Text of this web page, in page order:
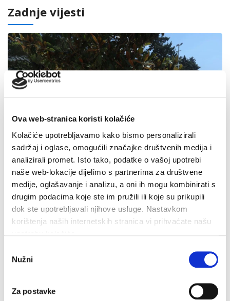
Ova web-stranica koristi kolačiće
Kolačiće upotrebljavamo kako bismo personalizirali
sadržaj i oglase, omogućili značajke društvenih medija i
analizirali promet. Isto tako, podatke o vašoj upotrebi
naše web-lokacije dijelimo s partnerima za društvene
medije, oglašavanje i analizu, a oni ih mogu kombinirati s
drugim podacima koje ste im pružili ili koje su prikupili
dok ste upotrebljavali njihove usluge. Nastavkom
korištenja naših internetskih stranica vi prihvaćate našu
pristanka
Nužni
Za postavke
Zadnje vijesti
Završeni građevinski radovi na novom futsal i dječjem
igralištu